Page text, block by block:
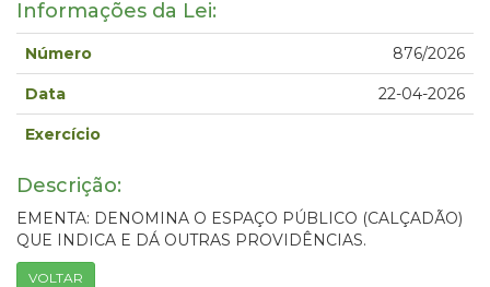
Informações da Lei:
Número 876/2026
Data 22-04-2026
Exercício
Descrição:
EMENTA: DENOMINA O ESPAÇO PÚBLICO (CALÇADÃO)
QUE INDICA E DÁ OUTRAS PROVIDÊNCIAS.
VOLTAR